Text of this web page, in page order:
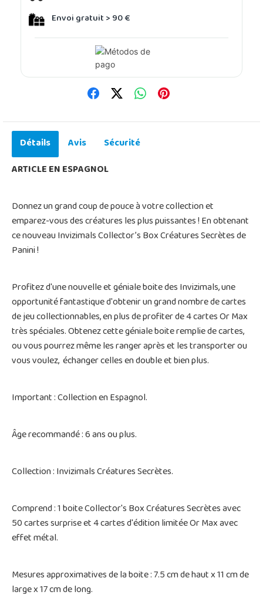
Envoi gratuit > 90 €
Détails Avis
Sécurité
ARTICLE EN ESPAGNOL
Donnez un grand coup de pouce à votre collection et
emparez-vous des créatures les plus puissantes ! En obtenant
ce nouveau Invizimals Collector’s Box Créatures Secrètes de
Panini !
Profitez d'une nouvelle et géniale boite des Invizimals, une
opportunité fantastique d'obtenir un grand nombre de cartes
de jeu collectionnables, en plus de profiter de 4 cartes Or Max
très spéciales. Obtenez cette géniale boite remplie de cartes,
ou vous pourrez même les ranger après et les transporter ou
vous voulez, échanger celles en double et bien plus.
Important : Collection en Espagnol.
Âge recommandé : 6 ans ou plus.
Collection : Invizimals Créatures Secrètes.
Comprend : 1 boite Collector's Box Créatures Secrètes avec
50 cartes surprise et 4 cartes d'édition limitée Or Max avec
effet métal.
Mesures approximatives de la boite : 7.5 cm de haut x 11 cm de
large x 17 cm de long.